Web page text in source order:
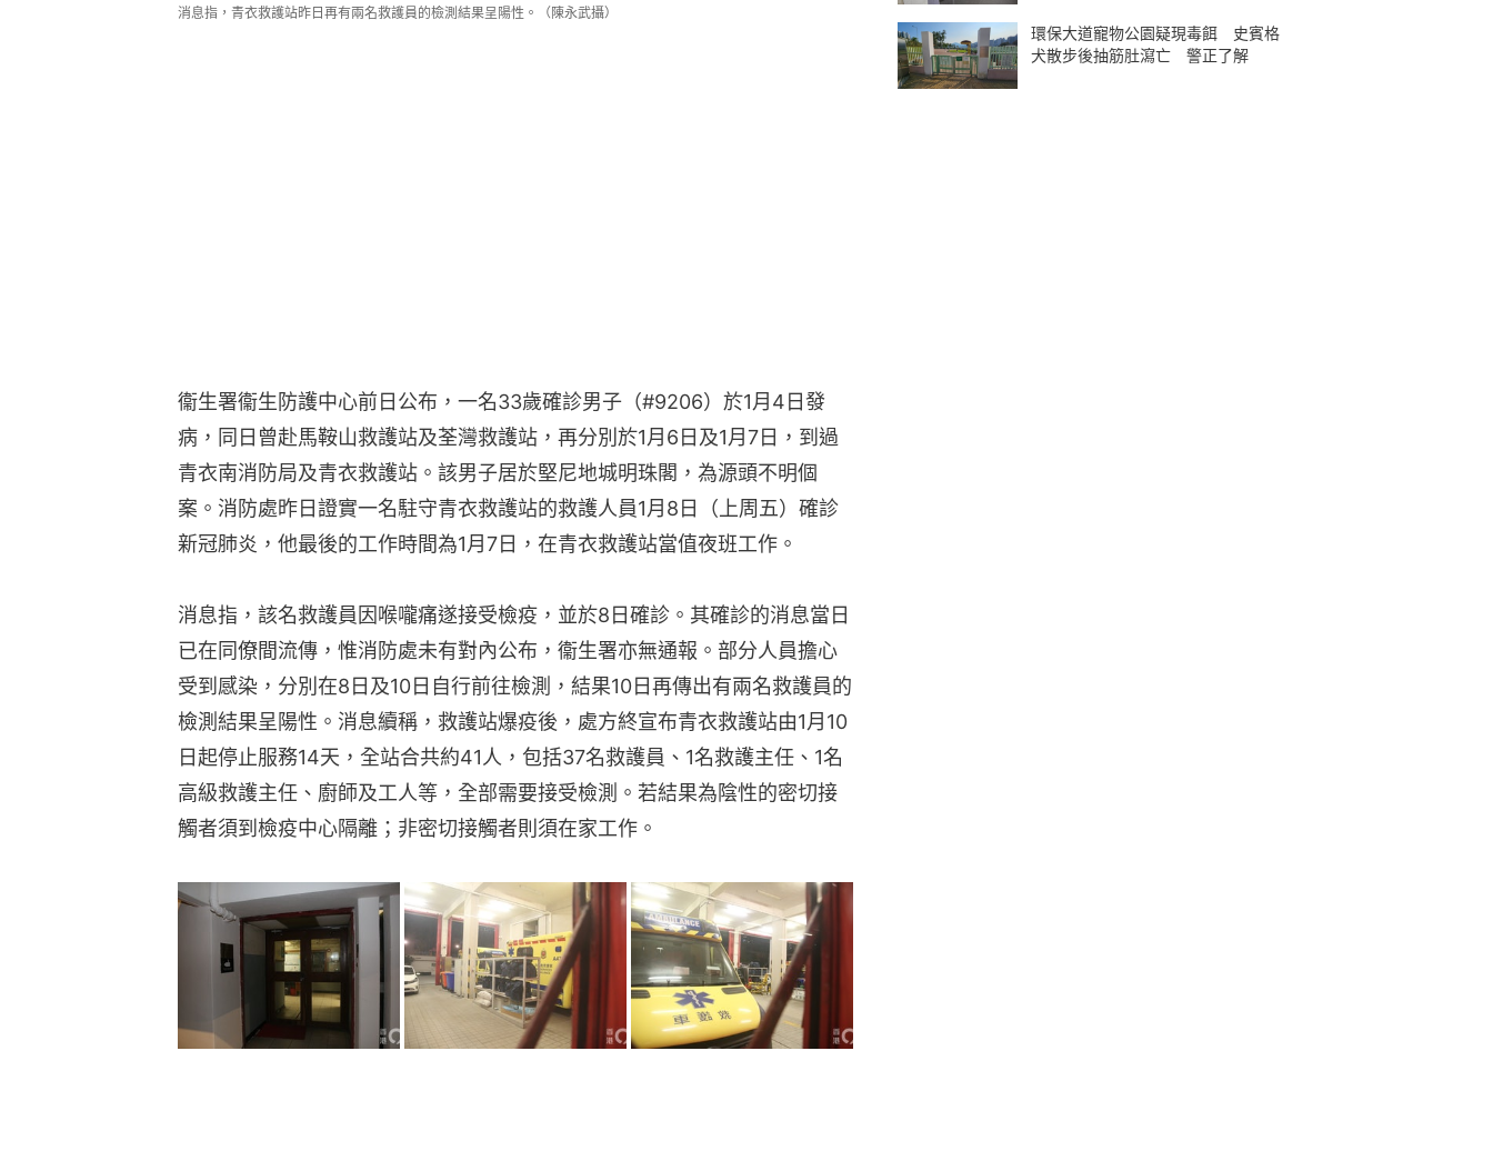
消息指，青衣救護站昨日再有兩名救護員的檢測結果呈陽性。（陳永武攝）
衞生署衞生防護中心前日公布，一名33歲確診男子（#9206）於1月4日發
病，同日曾赴馬鞍山救護站及荃灣救護站，再分別於1月6日及1月7日，到過
青衣南消防局及青衣救護站。該男子居於堅尼地城明珠閣，為源頭不明個
案。消防處昨日證實一名駐守青衣救護站的救護人員1月8日（上周五）確診
新冠肺炎，他最後的工作時間為1月7日，在青衣救護站當值夜班工作。
消息指，該名救護員因喉嚨痛遂接受檢疫，並於8日確診。其確診的消息當日
已在同僚間流傳，惟消防處未有對內公布，衞生署亦無通報。部分人員擔心
受到感染，分別在8日及10日自行前往檢測，結果10日再傳出有兩名救護員的
檢測結果呈陽性。消息續稱，救護站爆疫後，處方終宣布青衣救護站由1月10
日起停止服務14天，全站合共約41人，包括37名救護員、1名救護主任、1名
高級救護主任、廚師及工人等，全部需要接受檢測。若結果為陰性的密切接
觸者須到檢疫中心隔離；非密切接觸者則須在家工作。
環保大道寵物公園疑現毒餌 史賓格
犬散步後抽筋肚瀉亡 警正了解